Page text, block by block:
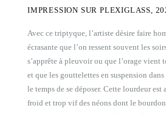
IMPRESSION SUR PLEXIGLASS,
Avec ce triptyque, l’artiste désire faire
écrasante que l’on ressent souvent les
s’apprête à pleuvoir ou que l’orage vient
et que les gouttelettes en suspension dans
le temps de se déposer. Cette lourdeur est
froid et trop vif des néons dont le